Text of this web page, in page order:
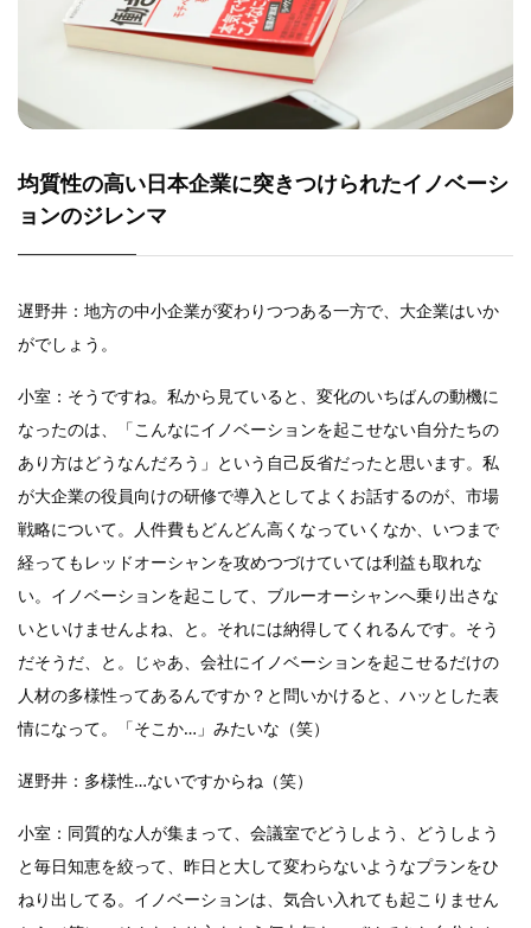
均質性の高い日本企業に突きつけられたイノベーシ
ョンのジレンマ
遅野井：地方の中小企業が変わりつつある一方で、大企業はいか
がでしょう。
小室：そうですね。私から見ていると、変化のいちばんの動機に
なったのは、「こんなにイノベーションを起こせない自分たちの
あり方はどうなんだろう」という自己反省だったと思います。私
が大企業の役員向けの研修で導入としてよくお話するのが、市場
戦略について。人件費もどんどん高くなっていくなか、いつまで
経ってもレッドオーシャンを攻めつづけていては利益も取れな
い。イノベーションを起こして、ブルーオーシャンへ乗り出さな
いといけませんよね、と。それには納得してくれるんです。そう
だそうだ、と。じゃあ、会社にイノベーションを起こせるだけの
人材の多様性ってあるんですか？と問いかけると、ハッとした表
情になって。「そこか…」みたいな（笑）
遅野井：多様性…ないですからね（笑）
小室：同質的な人が集まって、会議室でどうしよう、どうしよう
と毎日知恵を絞って、昨日と大して変わらないようなプランをひ
ねり出してる。イノベーションは、気合い入れても起こりません